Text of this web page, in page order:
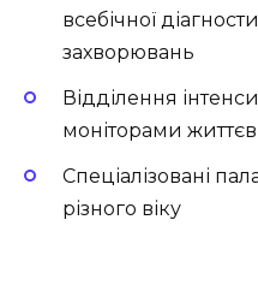
всебічної
захворювань
Відділення
моніторами
Спеціалізовані
різного віку